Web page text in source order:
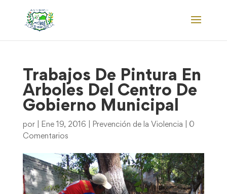
Trabajos De Pintura En
Arboles Del Centro De
Gobierno Municipal
por Ene 19, 2016 Prevención de la Violencia
0
Comentarios